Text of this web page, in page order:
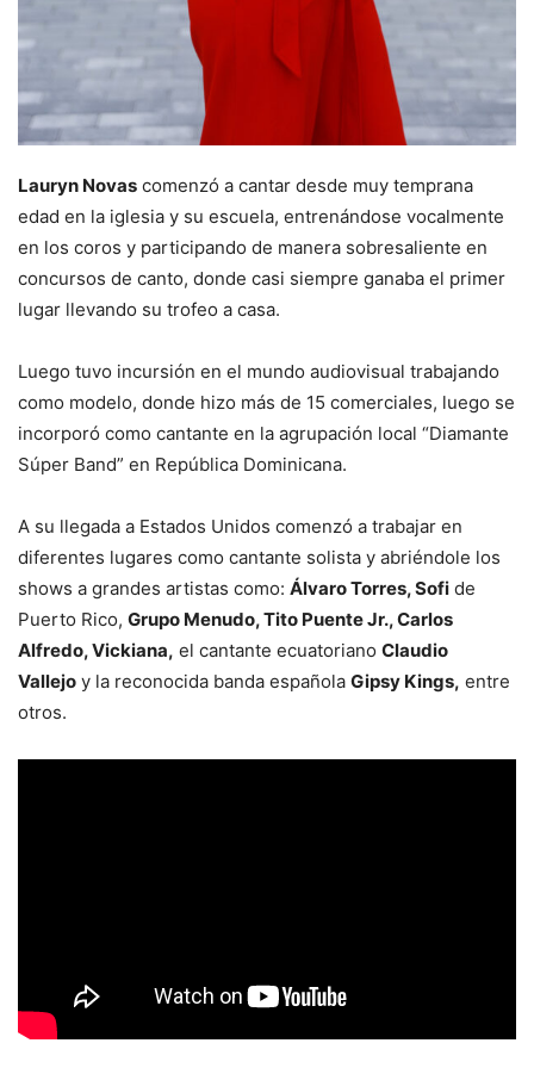
Lauryn Novas comenzó a cantar desde muy temprana
edad en la iglesia y su escuela, entrenándose vocalmente
en los coros y participando de manera sobresaliente en
concursos de canto, donde casi siempre ganaba el primer
lugar llevando su trofeo a casa.
Luego tuvo incursión en el mundo audiovisual trabajando
como modelo, donde hizo más de 15 comerciales, luego se
incorporó como cantante en la agrupación local “Diamante
Súper Band” en República Dominicana.
A su llegada a Estados Unidos comenzó a trabajar en
diferentes lugares como cantante solista y abriéndole los
shows a grandes artistas como: Álvaro Torres, Sofi de
Puerto Rico, Grupo Menudo, Tito Puente Jr., Carlos
Alfredo, Vickiana, el cantante ecuatoriano Claudio
Vallejo y la reconocida banda española Gipsy Kings, entre
otros.